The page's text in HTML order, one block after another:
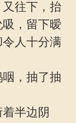
往下，抬
，留下暧
人十分满
，抽了抽
半边阴